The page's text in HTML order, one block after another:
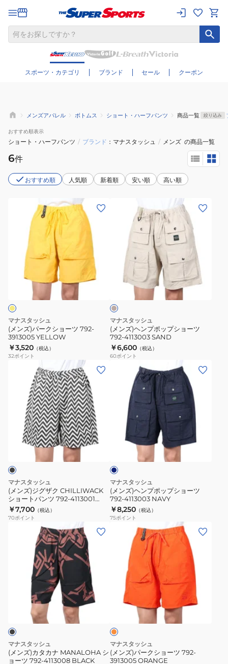
スポーツ・カテゴリ ブランド セール クーポン
さらに絞り込む
メンズアパレル ボトムス ショート・ハーフパンツ 商品一覧 絞り込み
おすすめ順表示
ショート・ハーフパンツ / ブランド マナスタッシュ / メンズ の商品一覧
6件
おすすめ順 人気順 新着順 安い順 高い順
ー
ツ
792-
3913005
YELLOW
マナスタッシュ
(メンズ)パークショーツ 792-
3913005 YELLOW
￥3,520 （税込）
32ポイント
プ
シ
ョ
ー
ツ
4113003
ン
ド
ベ
ジ
ュ
マナスタッシュ
(メンズ)ヘンプポップショーツ
792-4113003 SAND
￥6,600 （税込）
60ポイント
CHILLIWACK
シ
ョ
ー
ト
パ
4113001
BLACK
マナスタッシュ
(メンズ)ジグザク CHILLIWACK
ショートパンツ 792-4113001
BLACK
￥7,700 （税込）
70ポイント
プ
シ
ョ
ー
ツ
4113003
ネ
イ
ビ
ー
マナスタッシュ
(メンズ)ヘンプポップショーツ
792-4113003 NAVY
￥8,250 （税込）
75ポイント
MANALOHA
シ
ョ
ー
マナスタッシュ
(メンズ)カタカナ MANALOHA シ
ョーツ 792-4113008 BLACK
ー
ツ
792-
オ
レ
ン
ジ
マナスタッシュ
(メンズ)パークショーツ 792-
3913005 ORANGE